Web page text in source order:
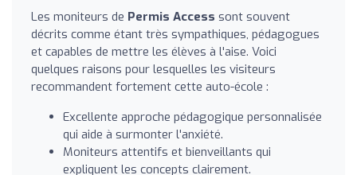
Les moniteurs de Permis Access sont souvent
décrits comme étant très sympathiques, pédagogues
et capables de mettre les élèves à l'aise. Voici
quelques raisons pour lesquelles les visiteurs
recommandent fortement cette auto-école :
Excellente approche pédagogique personnalisée
qui aide à surmonter l'anxiété.
Moniteurs attentifs et bienveillants qui
expliquent les concepts clairement.